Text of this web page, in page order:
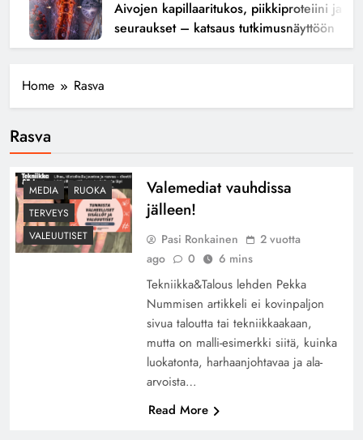
Aivojen kapillaaritukos, piikkiproteiini ja
seuraukset – katsaus tutkimusnäyttöön
Home Rasva
Rasva
MEDIA
RUOKA
TERVEYS
VALEUUTISET
Valemediat vauhdissa
jälleen!
Pasi Ronkainen
2 vuotta
ago
0 6 mins
Tekniikka&Talous lehden Pekka
Nummisen artikkeli ei kovinpaljon
sivua taloutta tai tekniikkaakaan,
mutta on malli-esimerkki siitä, kuinka
luokatonta, harhaanjohtavaa ja ala-
arvoista…
Read More